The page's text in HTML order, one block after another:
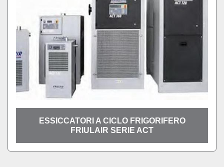
ESSICCATORI A CICLO FRIGORIFERO
FRIULAIR SERIE ACT